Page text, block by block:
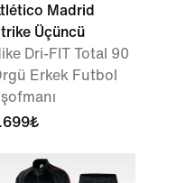
Madrid
Üçüncü
Dri-FIT Total 90
Erkek Futbol